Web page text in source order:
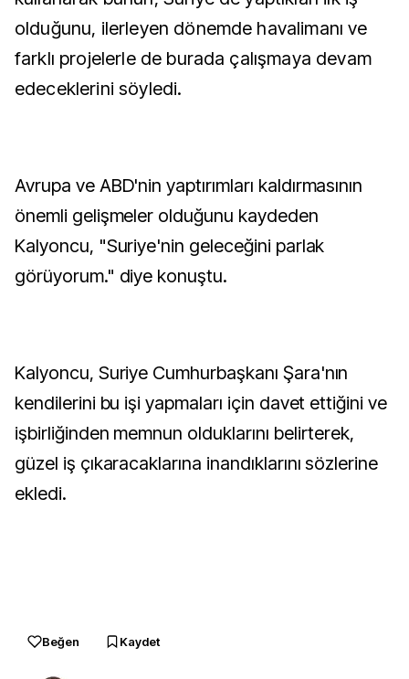
olduğunu, ilerleyen dönemde havalimanı ve
farklı projelerle de burada çalışmaya devam
edeceklerini söyledi.
Avrupa ve ABD'nin yaptırımları kaldırmasının
önemli gelişmeler olduğunu kaydeden
Kalyoncu, "Suriye'nin geleceğini parlak
görüyorum." diye konuştu.
Kalyoncu, Suriye Cumhurbaşkanı Şara'nın
kendilerini bu işi yapmaları için davet ettiğini ve
işbirliğinden memnun olduklarını belirterek,
güzel iş çıkaracaklarına inandıklarını sözlerine
ekledi.
Beğen Kaydet